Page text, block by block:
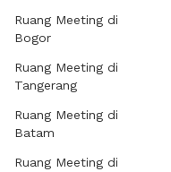
Ruang Meeting di
Bogor
Ruang Meeting di
Tangerang
Ruang Meeting di
Batam
Ruang Meeting di